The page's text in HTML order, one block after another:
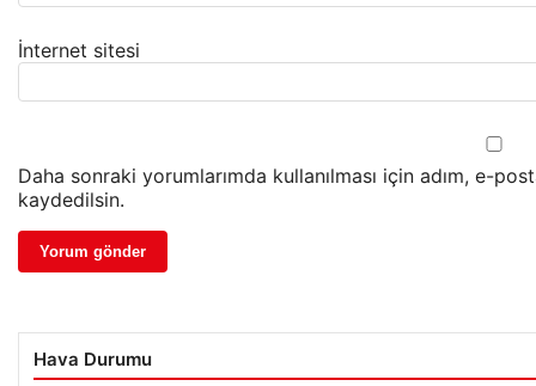
İnternet sitesi
Daha sonraki yorumlarımda kullanılması için adım, e-
kaydedilsin.
Hava Durumu